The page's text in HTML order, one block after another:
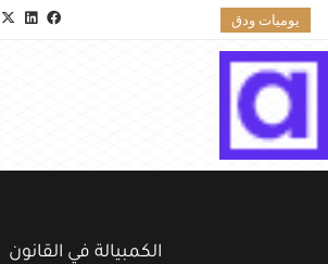
يوميات ودق
الكمبيالة في القانون